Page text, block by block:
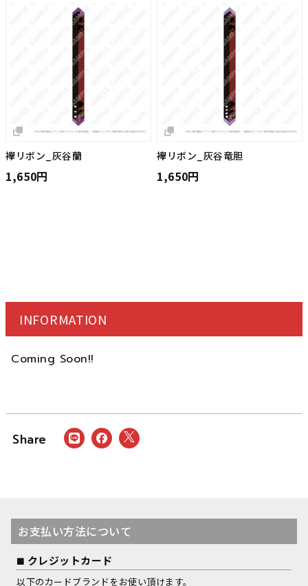
襷リボン_灰谷蘭
1,650円
襷リボン_灰谷竜胆
1,650円
INFORMATION
Coming Soon!!
お支払い方法について
クレジットカード
以下のカードブランドをお使い頂けます。